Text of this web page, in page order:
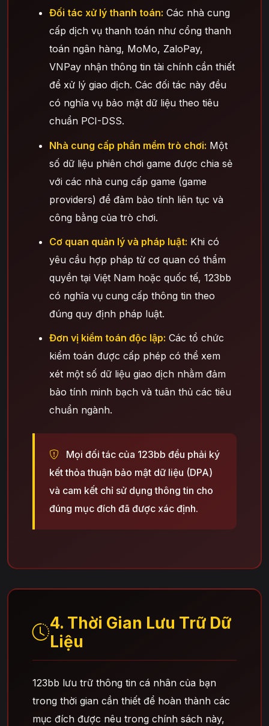
Đối tác xử lý thanh toán: Các nhà cung
cấp dịch vụ thanh toán như cổng thanh
toán ngân hàng, MoMo, ZaloPay,
VNPay nhận thông tin tài chính cần thiết
để xử lý giao dịch. Các đối tác này đều
có nghĩa vụ bảo mật dữ liệu theo tiêu
chuẩn PCI-DSS.
Nhà cung cấp phần mềm trò chơi: Một
số dữ liệu phiên chơi game được chia sẻ
với các nhà cung cấp game (game
providers) để đảm bảo tính liên tục và
công bằng của trò chơi.
Cơ quan quản lý và pháp luật: Khi có
yêu cầu hợp pháp từ cơ quan có thẩm
quyền tại Việt Nam hoặc quốc tế, 123bb
có nghĩa vụ cung cấp thông tin theo
đúng quy định pháp luật.
Đơn vị kiểm toán độc lập: Các tổ chức
kiểm toán được cấp phép có thể xem
xét một số dữ liệu giao dịch nhằm đảm
bảo tính minh bạch và tuân thủ các tiêu
chuẩn ngành.
Mọi đối tác của 123bb đều phải ký
kết thỏa thuận bảo mật dữ liệu (DPA)
và cam kết chỉ sử dụng thông tin cho
đúng mục đích đã được xác định.
4. Thời Gian Lưu Trữ Dữ
Liệu
123bb lưu trữ thông tin cá nhân của bạn
trong thời gian cần thiết để hoàn thành các
mục đích được nêu trong chính sách này,